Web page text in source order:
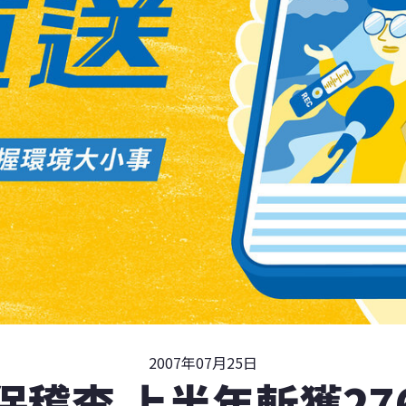
2007年07月25日